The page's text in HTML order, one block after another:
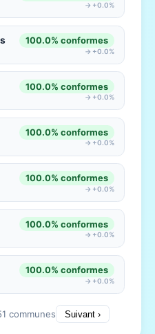
→ +0.0%
100.0% conformes
→ +0.0%
100.0% conformes
→ +0.0%
100.0% conformes
→ +0.0%
100.0% conformes
→ +0.0%
100.0% conformes
→ +0.0%
100.0% conformes
→ +0.0%
communes Suivant ›